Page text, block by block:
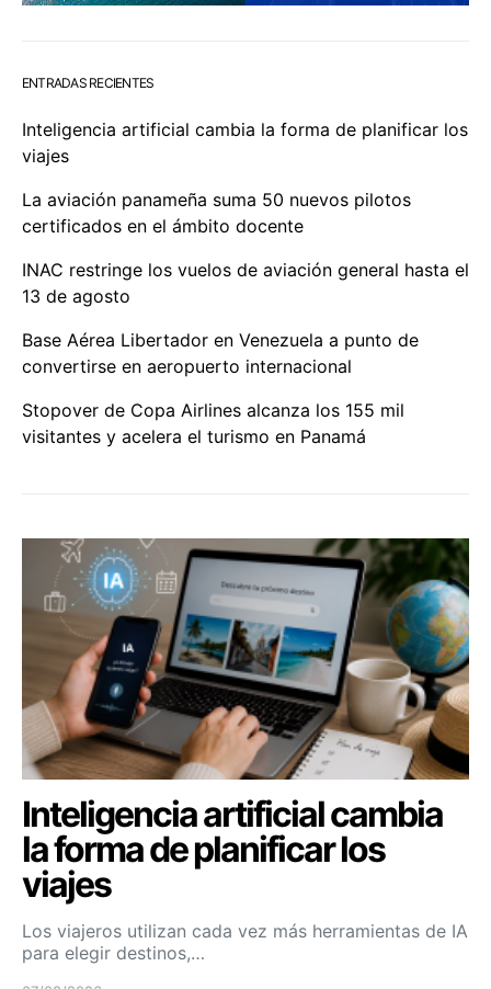
ENTRADAS RECIENTES
Inteligencia artificial cambia la forma de planificar los
viajes
La aviación panameña suma 50 nuevos pilotos
certificados en el ámbito docente
INAC restringe los vuelos de aviación general hasta el
13 de agosto
Base Aérea Libertador en Venezuela a punto de
convertirse en aeropuerto internacional
Stopover de Copa Airlines alcanza los 155 mil
visitantes y acelera el turismo en Panamá
Inteligencia artificial cambia
la forma de planificar los
viajes
Los viajeros utilizan cada vez más herramientas de IA
para elegir destinos,…